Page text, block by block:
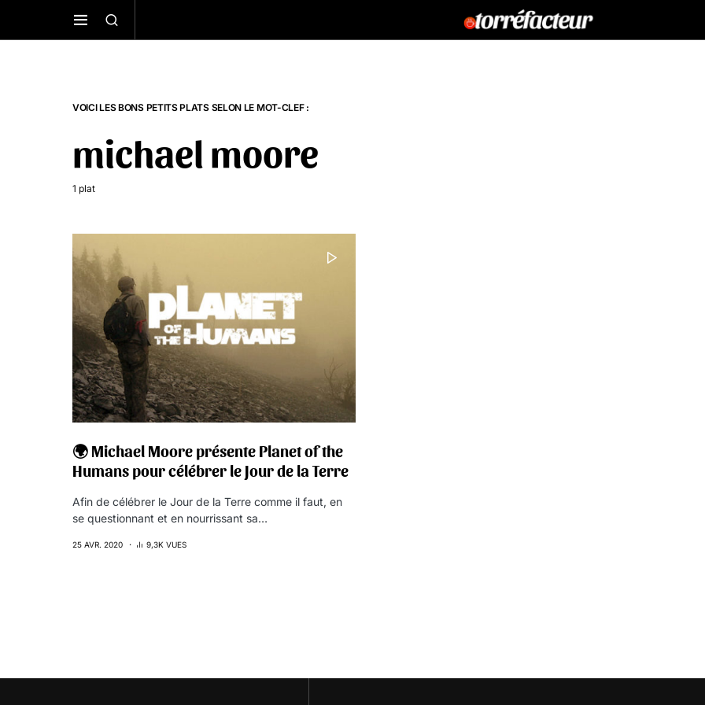
VOICI LES BONS PETITS PLATS SELON LE MOT-CLEF :
michael moore
1 plat
🌍 Michael Moore présente Planet of the
Humans pour célébrer le Jour de la Terre
Afin de célébrer le Jour de la Terre comme il faut, en
se questionnant et en nourrissant sa…
25 AVR. 2020 9,3K VUES